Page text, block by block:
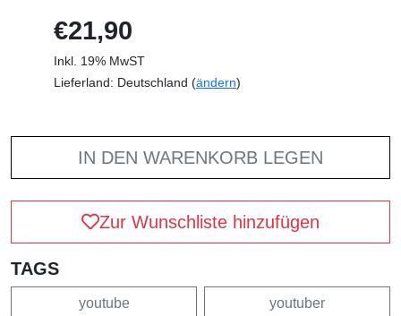
€21,90
Inkl. 19% MwST
Lieferland: Deutschland (ändern)
IN DEN WARENKORB LEGEN
Zur Wunschliste hinzufügen
TAGS
youtube youtuber